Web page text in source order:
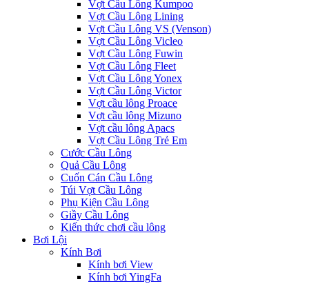
Vợt Cầu Lông Kumpoo
Vợt Cầu Lông Lining
Vợt Cầu Lông VS (Venson)
Vợt Cầu Lông Vicleo
Vợt Cầu Lông Fuwin
Vợt Cầu Lông Fleet
Vợt Cầu Lông Yonex
Vợt Cầu Lông Victor
Vợt cầu lông Proace
Vợt cầu lông Mizuno
Vợt cầu lông Apacs
Vợt Cầu Lông Trẻ Em
Cước Cầu Lông
Quả Cầu Lông
Cuốn Cán Cầu Lông
Túi Vợt Cầu Lông
Phụ Kiện Cầu Lông
Giầy Cầu Lông
Kiến thức chơi cầu lông
Bơi Lội
Kính Bơi
Kính bơi View
Kính bơi YingFa